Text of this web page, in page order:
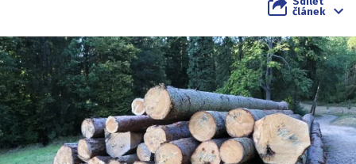
článek